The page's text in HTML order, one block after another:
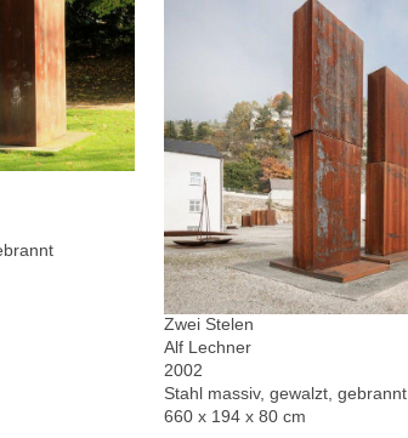
Zwei Stelen
Alf Lechner
2002
Stahl massiv, gewalzt, gebrannt
660 x 194 x 80 cm